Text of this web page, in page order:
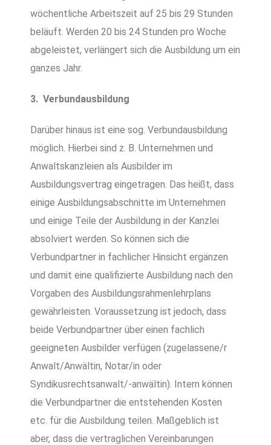
wöchentliche Arbeitszeit auf 25 bis 29 Stunden
beläuft. Werden 20 bis 24 Stunden pro Woche
abgeleistet, verlängert sich die Ausbildung um ein
ganzes Jahr.
3. Verbundausbildung
Darüber hinaus ist eine sog. Verbundausbildung
möglich. Hierbei sind z. B. Unternehmen und
Anwaltskanzleien als Ausbilder im
Ausbildungsvertrag eingetragen. Das heißt, dass
einige Ausbildungsabschnitte im Unternehmen
und einige Teile der Ausbildung in der Kanzlei
absolviert werden. So können sich die
Verbundpartner in fachlicher Hinsicht ergänzen
und damit eine qualifizierte Ausbildung nach den
Vorgaben des Ausbildungsrahmenlehrplans
gewährleisten. Voraussetzung ist jedoch, dass
beide Verbundpartner über einen fachlich
geeigneten Ausbilder verfügen (zugelassene/r
Anwalt/Anwältin, Notar/in oder
Syndikusrechtsanwalt/-anwältin). Intern können
die Verbundpartner die entstehenden Kosten
etc. für die Ausbildung teilen. Maßgeblich ist
aber, dass die vertraglichen Vereinbarungen